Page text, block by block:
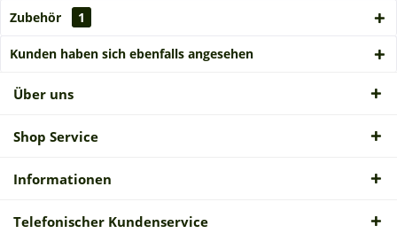
Zubehör 1
Kunden haben sich ebenfalls angesehen
Über uns
Shop Service
Informationen
Telefonischer Kundenservice